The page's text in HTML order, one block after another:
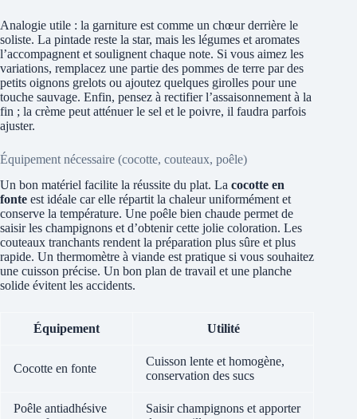
Analogie utile : la garniture est comme un chœur derrière le
soliste. La pintade reste la star, mais les légumes et aromates
l’accompagnent et soulignent chaque note. Si vous aimez les
variations, remplacez une partie des pommes de terre par des
petits oignons grelots ou ajoutez quelques girolles pour une
touche sauvage. Enfin, pensez à rectifier l’assaisonnement à la
fin ; la crème peut atténuer le sel et le poivre, il faudra parfois
ajuster.
Équipement nécessaire (cocotte, couteaux, poêle)
Un bon matériel facilite la réussite du plat. La cocotte en
fonte est idéale car elle répartit la chaleur uniformément et
conserve la température. Une poêle bien chaude permet de
saisir les champignons et d’obtenir cette jolie coloration. Les
couteaux tranchants rendent la préparation plus sûre et plus
rapide. Un thermomètre à viande est pratique si vous souhaitez
une cuisson précise. Un bon plan de travail et une planche
solide évitent les accidents.
Équipement Utilité
Cocotte en fonte
Cuisson lente et homogène,
conservation des sucs
Poêle antiadhésive
Saisir champignons et apporter